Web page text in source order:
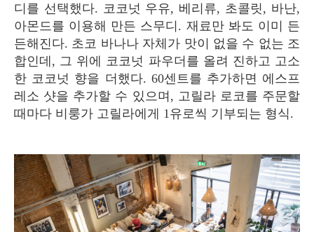
디를 선택했다. 코코넛 우유, 베리류, 초콜릿, 바난,
아몬드를 이용해 만든 스무디. 재료만 봐도 이미 든
든해진다. 초코 바나나 자체가 맛이 없을 수 없는 조
합인데, 그 위에 코코넛 파우더를 올려 진하고 고소
한 코코넛 향을 더했다. 60센트를 추가하면 에스프
레소 샷을 추가할 수 있으며, 고릴라 로코를 주문할
때마다 비룽가 고릴라에게 1유로씩 기부되는 형식.